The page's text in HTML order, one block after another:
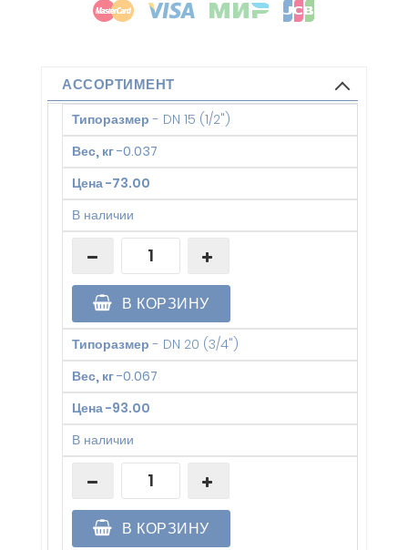
АССОРТИМЕНТ
Типоразмер - DN 15 (1/2")
Вес, кг-0.037
Цена-73.00
В наличии
В КОРЗИНУ
Типоразмер - DN 20 (3/4")
Вес, кг-0.067
Цена-93.00
В наличии
В КОРЗИНУ